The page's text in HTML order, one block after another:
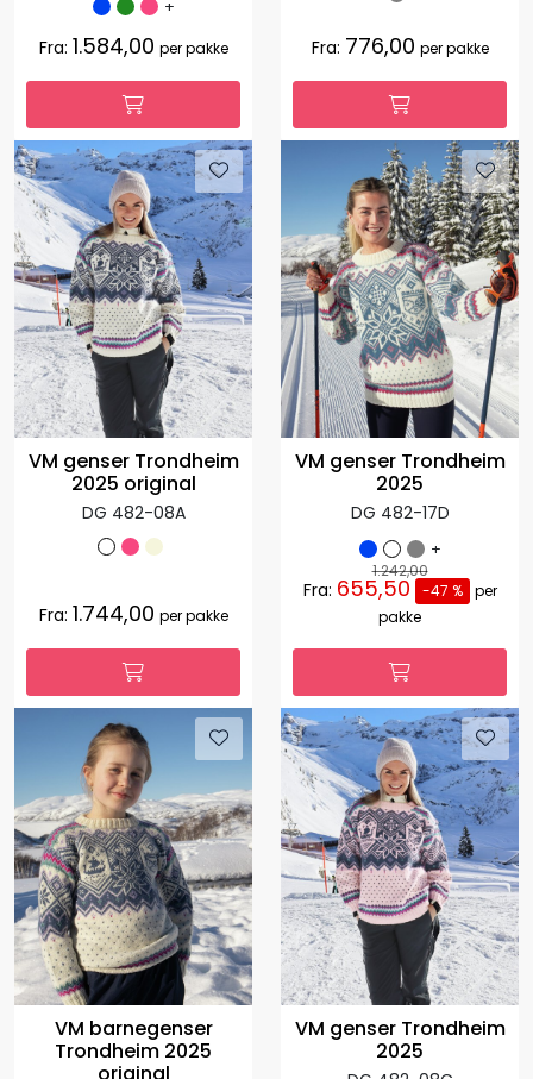
+
Fra: 1.584,00 per pakke Fra: 776,00 per pakke
VM genser Trondheim
2025 original
DG 482-08A
Fra: 1.744,00 per pakke
VM genser Trondheim
2025
DG 482-17D
+
1.242,00
Fra: 655,50 -47 %
per
pakke
VM barnegenser
Trondheim 2025
original
VM genser Trondheim
2025